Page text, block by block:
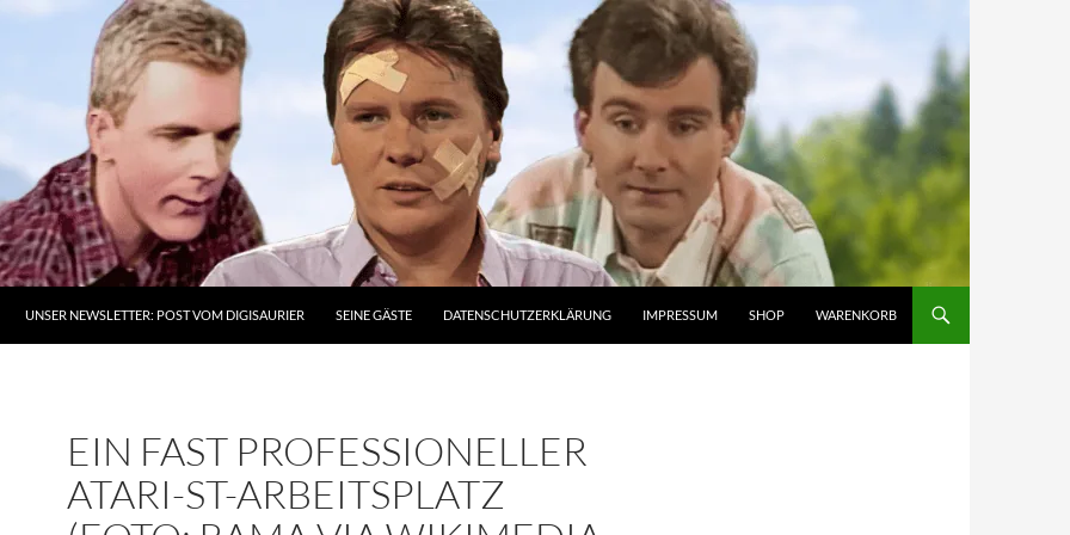
UNSER NEWSLETTER: POST VOM DIGISAURIER SEINE GÄSTE DATENSCHUTZERKLÄRUNG IMPRESSUM SHOP WARENKORB
EIN FAST PROFESSIONELLER
ATARI-ST-ARBEITSPLATZ